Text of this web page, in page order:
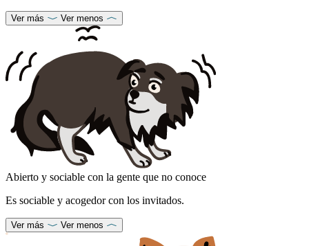
Ver más Ver menos
Abierto y sociable con la gente que no conoce
Es sociable y acogedor con los invitados.
Ver más Ver menos